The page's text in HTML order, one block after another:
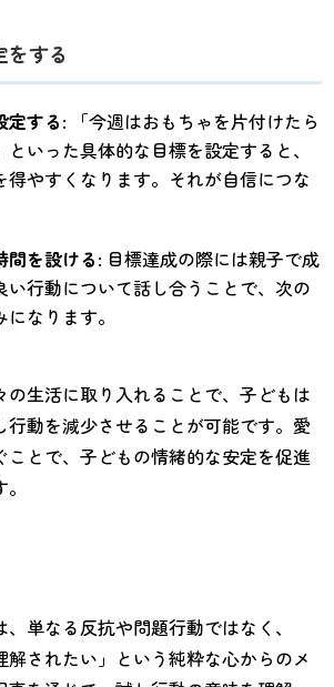
する
定する: 「今週はおもちゃを片付けたら
いった具体的な目標を設定すると、
得やすくなります。それが自信につな
間を設ける: 目標達成の際には親子で成
い行動について話し合うことで、次の
なります。
の生活に取り入れることで、子どもは
行動を減少させることが可能です。愛
ことで、子どもの情緒的な安定を促進
単なる反抗や問題行動ではなく、
解されたい」という純粋な心からのメ